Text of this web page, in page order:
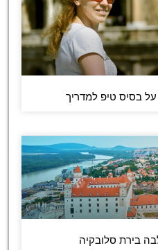
על בסיס טיפ למדריך
בירת סלובקיה